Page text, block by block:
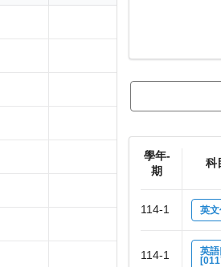
學年-
期
科
114-1 英
114-1
英語